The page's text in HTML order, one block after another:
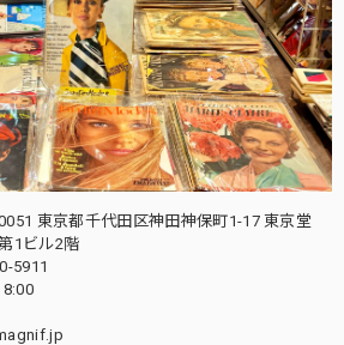
東京都千代田区神田神保町1-17 東京堂
1ビル2階
5911